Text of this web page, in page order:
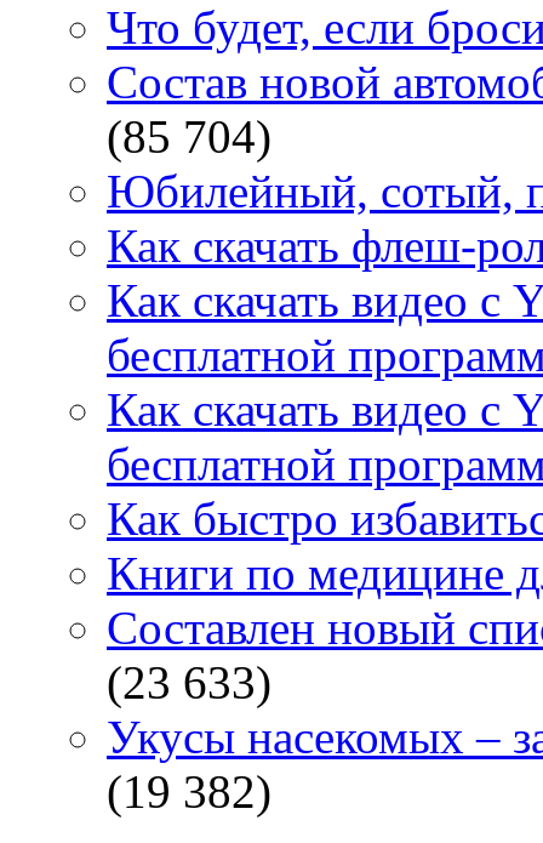
Что будет, если
Состав новой
(85 704)
Юбилейный, сотый,
Как скачать флеш-
Как скачать видео с
бесплатной
Как скачать видео с
бесплатной
Как быстро
Книги по медицине
Составлен новый
(23 633)
Укусы насекомых –
(19 382)